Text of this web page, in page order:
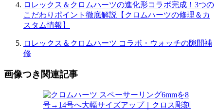
ロレックス＆クロムハーツの進化形コラボ完成！3つの
こだわりポイント徹底解説【クロムハーツの修理＆カ
スタム情報】
ロレックス＆クロムハーツ コラボ・ウォッチの隙間補
修
画像つき関連記事